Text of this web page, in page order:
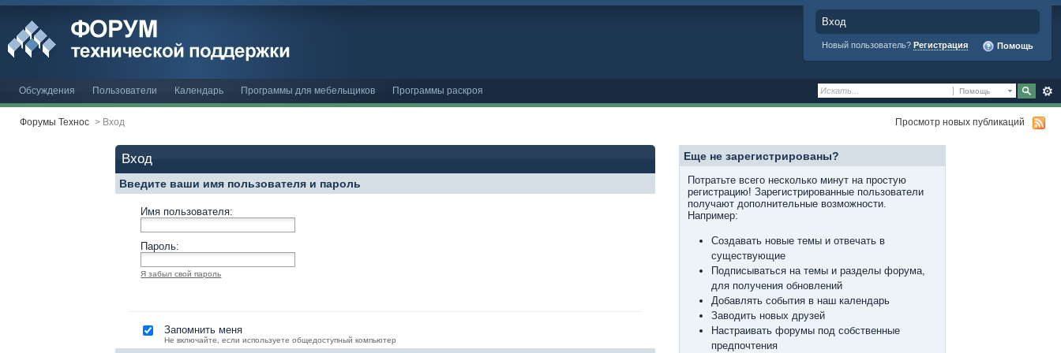
Вход
Новый пользователь? Регистрация Помощь
Помощь
Обсуждения Пользователи Календарь Программы для мебельщиков Программы раскроя
Форумы Технос > Вход Просмотр новых публикаций
Вход
Введите ваши имя пользователя и пароль
Имя пользователя:
Пароль:
Я забыл свой пароль
Запомнить меня
Не включайте, если используете общедоступный компьютер
Еще не зарегистрированы?
Потратьте всего несколько минут на простую
регистрацию! Зарегистрированные пользователи
получают дополнительные возможности.
Например:
Создавать новые темы и отвечать в
существующие
Подписываться на темы и разделы форума,
для получения обновлений
Добавлять события в наш календарь
Заводить новых друзей
Настраивать форумы под собственные
предпочтения